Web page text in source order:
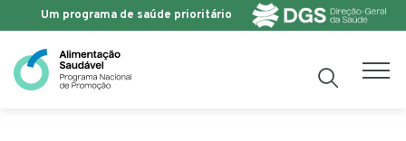
Saltar para o conteúdo
Um programa de saúde prioritário